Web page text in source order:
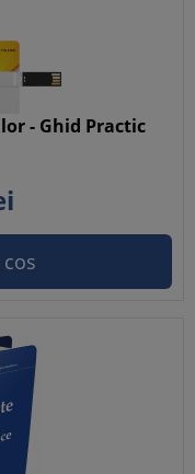
- Ghid Practic